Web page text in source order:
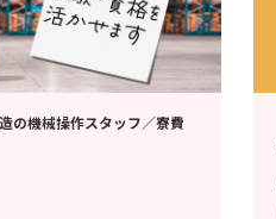
の機械操作スタッフ／寮費